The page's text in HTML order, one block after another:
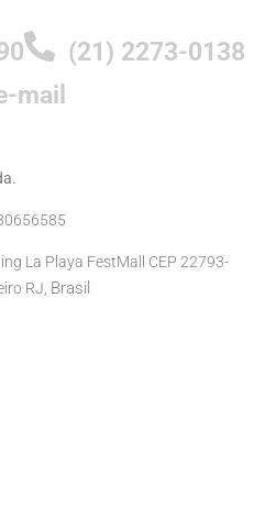
(21) 2273-0138
mail
La Playa FestMall CEP 22793-
RJ, Brasil